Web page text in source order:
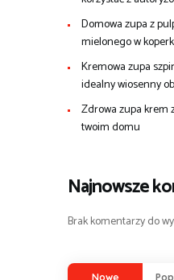
Domowa zupa z
mielonego w
Kremowa zupa
idealny wiosenny
Zdrowa zupa krem
twoim domu
Najnowsze
Brak komentarzy do
Nowe